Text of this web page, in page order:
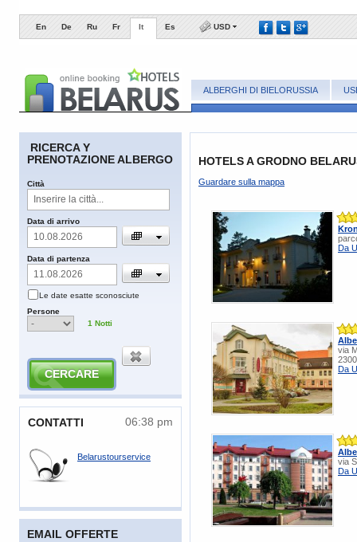
En De Ru Fr It Es USD
ALBERGHI DI BIELORUSSIA
RICERCA Y
PRENOTAZIONE ALBERGO
Сittà
​Data di arrivo
​Data di partenza
​Le date esatte sconosciute
​Persone
1 Notti
​CONTATTI 06:38 pm
Belarustourservice
EMAIL OFFERTE
HOTELS A GRODNO
Guardare sulla mappa
Da
via
Da
via
Da